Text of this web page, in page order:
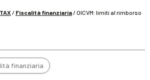
TAX / Fiscalità finanziaria/OICVM: limiti al rimborso
finanziaria